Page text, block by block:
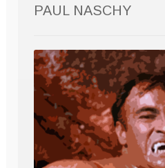
PAUL NASCHY